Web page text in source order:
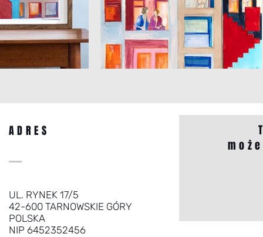
ADRES
UL. RYNEK 17/5
42-600 TARNOWSKIE GÓRY
POLSKA
NIP 6452352456